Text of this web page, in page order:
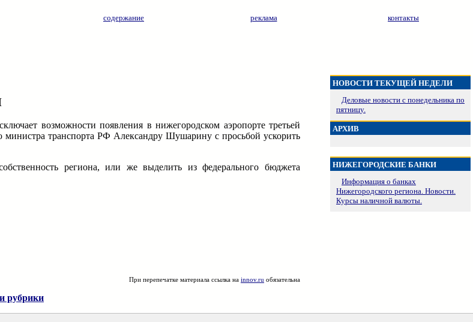
содержание реклама контакты
возможности появления в нижегородском аэропорте третьей
министра транспорта РФ Александру Шушарину с просьбой ускорить
региона, или же выделить из федерального бюджета
При перепечатке материала ссылка на innov.ru обязательна
рубрики
НОВОСТИ ТЕКУЩЕЙ НЕДЕЛИ
Деловые новости с понедельника по
пятницу.
АРХИВ
НИЖЕГОРОДСКИЕ БАНКИ
Информация о банках
Нижегородского региона. Новости.
Курсы наличной валюты.